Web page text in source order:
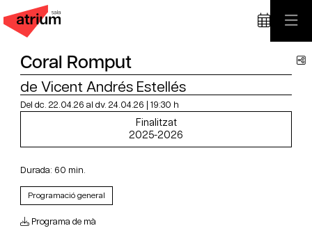
Coral Romput
de Vicent Andrés Estellés
Del dc. 22.04.26 al dv. 24.04.26 19:30 h
Finalitzat
2025-2026
Durada: 60 min.
Programació general
Programa de mà